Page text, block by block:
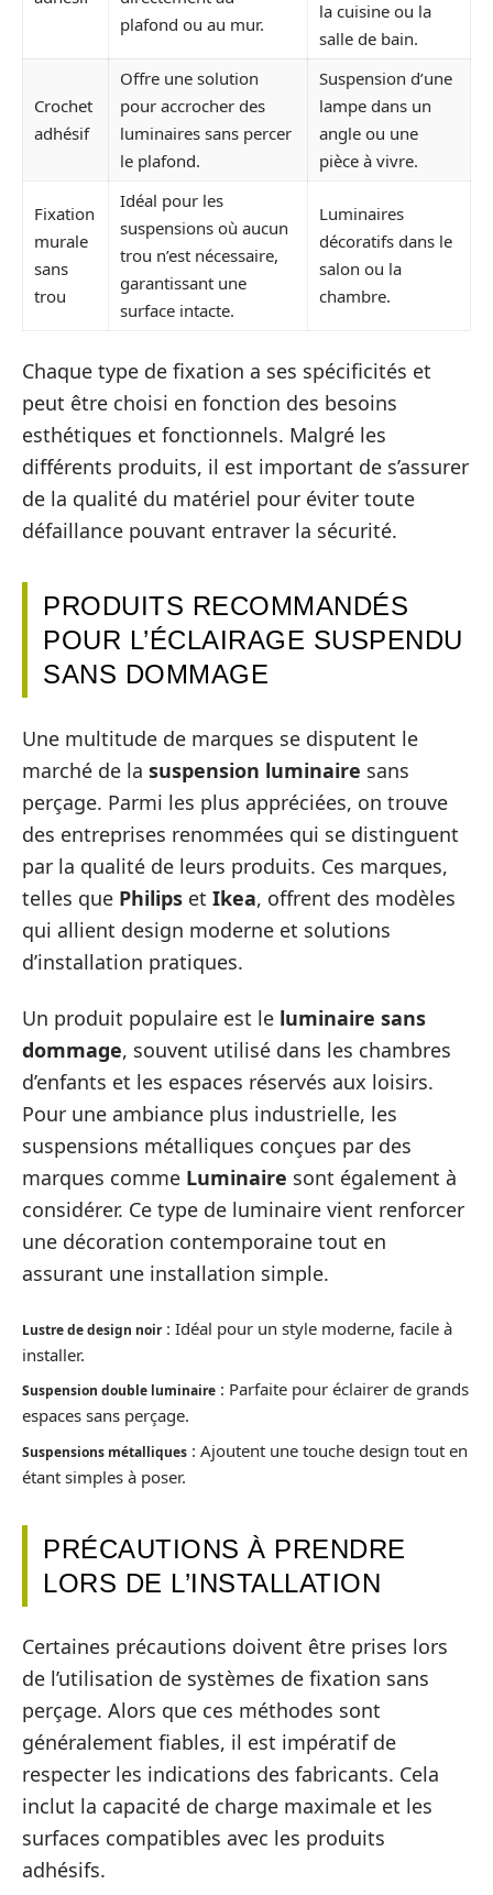
plafond ou au mur.
la cuisine ou la
salle de bain.
Crochet
adhésif
Offre une solution
pour accrocher des
luminaires sans percer
le plafond.
Suspension d’une
lampe dans un
angle ou une
pièce à vivre.
Fixation
murale
sans
trou
Idéal pour les
suspensions où aucun
trou n’est nécessaire,
garantissant une
surface intacte.
Luminaires
décoratifs dans le
salon ou la
chambre.
Chaque type de fixation a ses spécificités et
peut être choisi en fonction des besoins
esthétiques et fonctionnels. Malgré les
différents produits, il est important de s’assurer
de la qualité du matériel pour éviter toute
défaillance pouvant entraver la sécurité.
PRODUITS RECOMMANDÉS
POUR L’ÉCLAIRAGE SUSPENDU
SANS DOMMAGE
Une multitude de marques se disputent le
marché de la suspension luminaire sans
perçage. Parmi les plus appréciées, on trouve
des entreprises renommées qui se distinguent
par la qualité de leurs produits. Ces marques,
telles que Philips et Ikea, offrent des modèles
qui allient design moderne et solutions
d’installation pratiques.
Un produit populaire est le luminaire sans
dommage, souvent utilisé dans les chambres
d’enfants et les espaces réservés aux loisirs.
Pour une ambiance plus industrielle, les
suspensions métalliques conçues par des
marques comme Luminaire sont également à
considérer. Ce type de luminaire vient renforcer
une décoration contemporaine tout en
assurant une installation simple.
Lustre de design noir: Idéal pour un style moderne, facile à
installer.
Suspension double luminaire : Parfaite pour éclairer de grands
espaces sans perçage.
Suspensions métalliques : Ajoutent une touche design tout en
étant simples à poser.
PRÉCAUTIONS À PRENDRE
LORS DE L’INSTALLATION
Certaines précautions doivent être prises lors
de l’utilisation de systèmes de fixation sans
perçage. Alors que ces méthodes sont
généralement fiables, il est impératif de
respecter les indications des fabricants. Cela
inclut la capacité de charge maximale et les
surfaces compatibles avec les produits
adhésifs.